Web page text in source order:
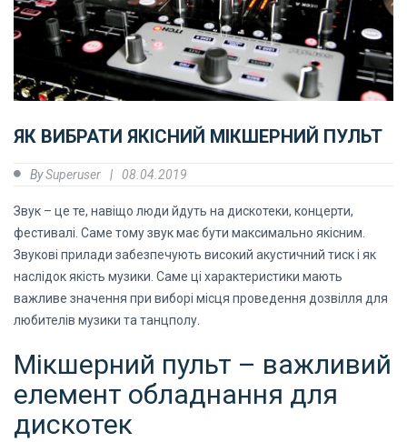
ЯК ВИБРАТИ ЯКІСНИЙ МІКШЕРНИЙ ПУЛЬТ
BySuperuser 08.04.2019
Звук – це те, навіщо люди йдуть на дискотеки, концерти,
фестивалі. Саме тому звук має бути максимально якісним.
Звукові прилади забезпечують високий акустичний тиск і як
наслідок якість музики. Саме ці характеристики мають
важливе значення при виборі місця проведення дозвілля для
любителів музики та танцполу.
Мікшерний пульт – важливий
елемент обладнання для
дискотек